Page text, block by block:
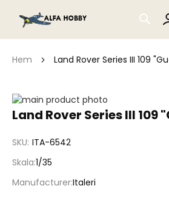
Hem Land Rover Series III 109
Land Rover Series III
SKU ITA-6542
Skala 1/35
ManufacturerItaleri
Hoppa
till
bildgalleriet
Hoppa
av
bildgalleriet